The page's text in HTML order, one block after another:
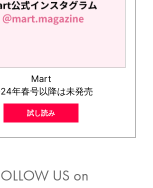
Mart
年春号以降は未発売
試し読み
US on